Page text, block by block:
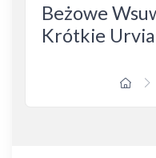
Beżowe
Krótkie Urvia